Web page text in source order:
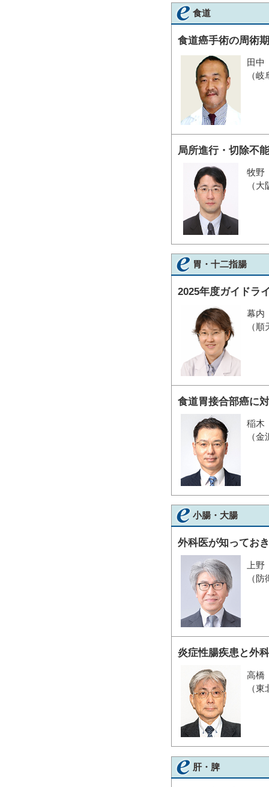
食道
食道癌手術の周術
田
（
局所進行・切除不
牧
（
胃・十二指腸
2025年度ガイドラ
幕
（
食道胃接合部癌に
稲
（
小腸・大腸
外科医が知ってお
上
（
炎症性腸疾患と外
高
（
肝・脾